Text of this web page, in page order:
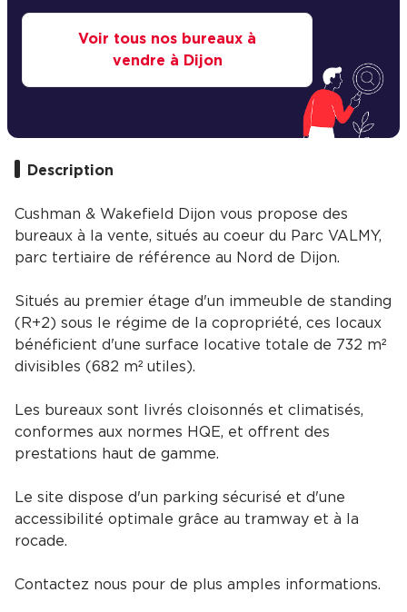
Voir tous nos bureaux à
vendre à Dijon
Description
Cushman & Wakefield Dijon vous propose des
bureaux à la vente, situés au coeur du Parc VALMY,
parc tertiaire de référence au Nord de Dijon.
Situés au premier étage d'un immeuble de standing
(R+2) sous le régime de la copropriété, ces locaux
bénéficient d'une surface locative totale de 732 m²
divisibles (682 m² utiles).
Les bureaux sont livrés cloisonnés et climatisés,
conformes aux normes HQE, et offrent des
prestations haut de gamme.
Le site dispose d'un parking sécurisé et d'une
accessibilité optimale grâce au tramway et à la
rocade.
Contactez nous pour de plus amples informations.